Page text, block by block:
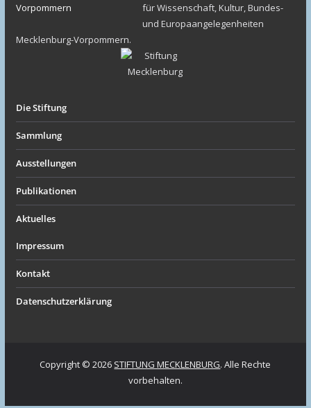
für Wissenschaft, Kultur, Bundes-
und Europaangelegenheiten
Mecklenburg-Vorpommern.
Die Stiftung
Sammlung
Ausstellungen
Publikationen
Aktuelles
Impressum
Kontakt
Datenschutzerklärung
Copyright © 2026 STIFTUNG MECKLENBURG. Alle Rechte
vorbehalten.